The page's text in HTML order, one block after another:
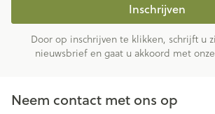
Inschrijven
Door op inschrijven te klikken, schrijft u
nieuwsbrief en gaat u akkoord met onze
Neem contact met ons op